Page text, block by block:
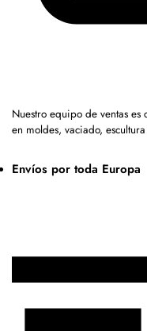
Nuestro equipo de ventas
en moldes, vaciado,
Envíos por toda Europa